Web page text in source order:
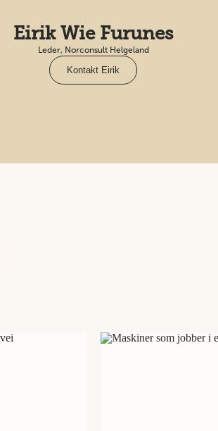
Eirik Wie Furunes
Leder, Norconsult Helgeland
Kontakt Eirik